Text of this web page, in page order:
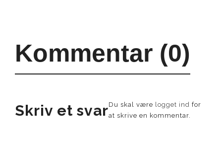
Kommentar (0)
Skriv et svarDu skal være logget ind for
at skrive en kommentar.